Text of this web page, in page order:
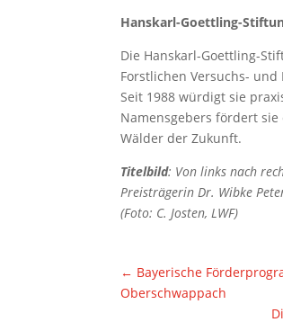
Hanskarl-Goettling-
Die Hanskarl-Goettling-
Forstlichen Versuchs-
Seit 1988 würdigt sie
Namensgebers fördert
Wälder der Zukunft.
Titelbild: Von links nach
Preisträgerin Dr. Wibke
(Foto: C. Josten, LWF)
← Bayerische
Oberschwappach